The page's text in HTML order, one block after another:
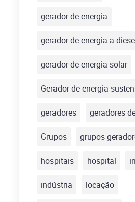
gerador de energia
gerador de energia a
gerador de energia solar
Gerador de energia
geradores geradores
Grupos grupos
hospitais hospital
indústria locação